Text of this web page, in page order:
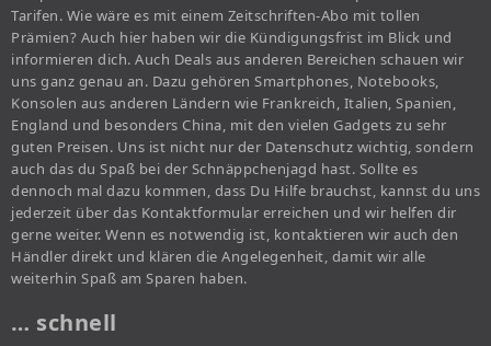
Tarifen. Wie wäre es mit einem Zeitschriften-Abo mit tollen
Prämien? Auch hier haben wir die Kündigungsfrist im Blick und
informieren dich. Auch Deals aus anderen Bereichen schauen wir
uns ganz genau an. Dazu gehören Smartphones, Notebooks,
Konsolen aus anderen Ländern wie Frankreich, Italien, Spanien,
England und besonders China, mit den vielen Gadgets zu sehr
guten Preisen. Uns ist nicht nur der Datenschutz wichtig, sondern
auch das du Spaß bei der Schnäppchenjagd hast. Sollte es
dennoch mal dazu kommen, dass Du Hilfe brauchst, kannst du uns
jederzeit über das Kontaktformular erreichen und wir helfen dir
gerne weiter. Wenn es notwendig ist, kontaktieren wir auch den
Händler direkt und klären die Angelegenheit, damit wir alle
weiterhin Spaß am Sparen haben.
… schnell